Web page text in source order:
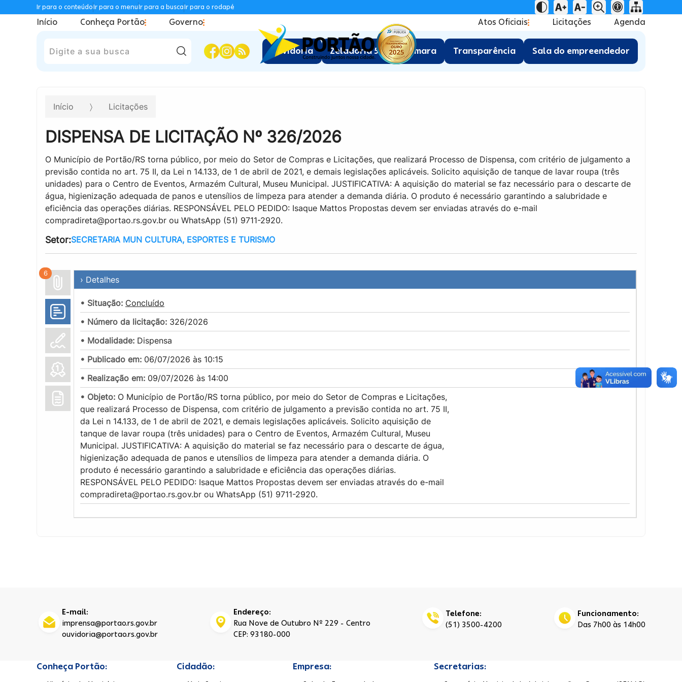
Ir para o conteúdoIr para o menuIr para a buscaIr para o rodapé
Início Conheça Portão Governo Atos Oficiais Licitações Agenda
Pesquisar:
Ouvidoria Zeladoria 5.0 Câmara Transparência Sala do empreendedor
Início Licitações
DISPENSA DE LICITAÇÃO Nº 326/2026
O Município de Portão/RS torna público, por meio do Setor de Compras e Licitações, que realizará Processo de Dispensa, com critério de julgamento a
previsão contida no art. 75 II, da Lei n 14.133, de 1 de abril de 2021, e demais legislações aplicáveis. Solicito aquisição de tanque de lavar roupa (três
unidades) para o Centro de Eventos, Armazém Cultural, Museu Municipal. JUSTIFICATIVA: A aquisição do material se faz necessário para o descarte de
água, higienização adequada de panos e utensílios de limpeza para atender a demanda diária. O produto é necessário garantindo a salubridade e
eficiência das operações diárias. RESPONSÁVEL PELO PEDIDO: Isaque Mattos Propostas devem ser enviadas através do e-mail
compradireta@portao.rs.gov.br ou WhatsApp (51) 9711-2920.
Setor:SECRETARIA MUN CULTURA, ESPORTES E TURISMO
6
› Detalhes
• Situação: Concluído
• Número da licitação: 326/2026
• Modalidade: Dispensa
• Publicado em: 06/07/2026 às 10:15
• Realização em: 09/07/2026 às 14:00
• Objeto: O Município de Portão/RS torna público, por meio do Setor de Compras e Licitações,
que realizará Processo de Dispensa, com critério de julgamento a previsão contida no art. 75 II,
da Lei n 14.133, de 1 de abril de 2021, e demais legislações aplicáveis. Solicito aquisição de
tanque de lavar roupa (três unidades) para o Centro de Eventos, Armazém Cultural, Museu
Municipal. JUSTIFICATIVA: A aquisição do material se faz necessário para o descarte de água,
higienização adequada de panos e utensílios de limpeza para atender a demanda diária. O
produto é necessário garantindo a salubridade e eficiência das operações diárias.
RESPONSÁVEL PELO PEDIDO: Isaque Mattos Propostas devem ser enviadas através do e-mail
compradireta@portao.rs.gov.br ou WhatsApp (51) 9711-2920.
E-mail:
imprensa@portao.rs.gov.br
ouvidoria@portao.rs.gov.br
Endereço:
Rua Nove de Outubro Nº 229 - Centro
CEP: 93180-000
Telefone:
(51) 3500-4200
Funcionamento:
Das 7h00 às 14h00
Conheça Portão: Cidadão: Empresa: Secretarias: